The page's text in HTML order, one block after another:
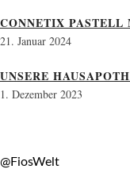
CONNETIX PASTELL
21. Januar 2024
UNSERE
1. Dezember 2023
@FiosWelt